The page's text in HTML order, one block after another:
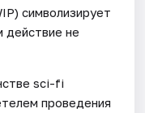
символизирует
действие не
sci-fi
проведения